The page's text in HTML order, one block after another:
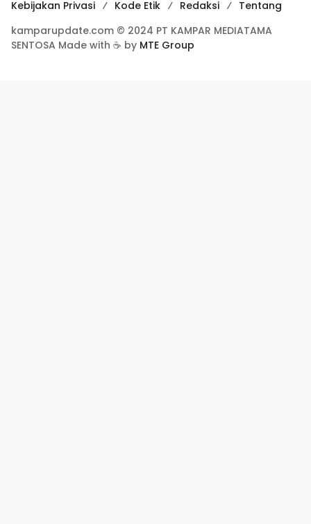
Kebijakan Privasi Kode Etik Redaksi
Tentang
kamparupdate.com © 2024 PT KAMPAR MEDIATAMA
SENTOSA Made with ☕ by MTE Group